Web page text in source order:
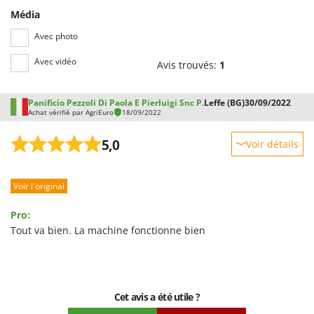
Média
Avec photo
Avec vidéo Avis trouvés: 1
Panificio Pezzoli Di Paola E Pierluigi Snc P.Leffe (BG)30/09/2022
Achat vérifié par AgriEuro 18/09/2022
5,0 Voir détails
Prestations
Qualité / Prix
Voir l'original
Pro:
Tout va bien. La machine fonctionne bien
Cet avis a été utile ?